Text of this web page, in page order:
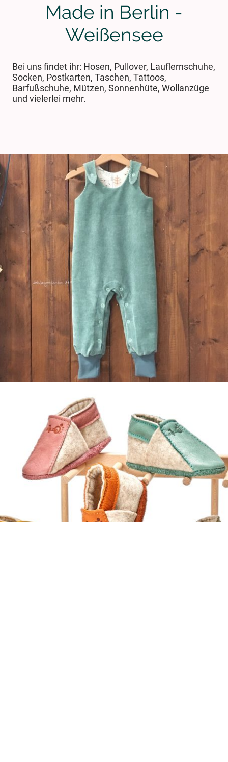
Made in Berlin -
Weißensee
Bei uns findet ihr: Hosen, Pullover, Lauflernschuhe,
Socken, Postkarten, Taschen, Tattoos,
Barfußschuhe, Mützen, Sonnenhüte, Wollanzüge
und vielerlei mehr.